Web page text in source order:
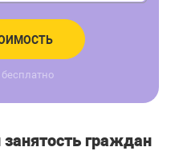
граждан